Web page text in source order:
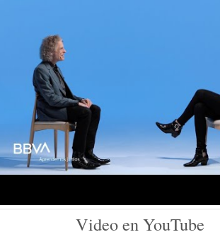
Video en YouTube